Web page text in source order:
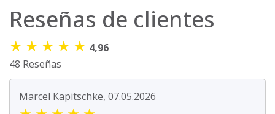
Reseñas de clientes
★ ★ ★ ★ ★ 4,96
48 Reseñas
Marcel Kapitschke, 07.05.2026